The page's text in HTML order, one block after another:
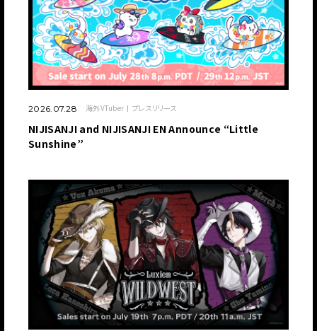
2026.07.28 海外VTuber プレスリリース
NIJISANJI and NIJISANJI EN Announce “Little
Sunshine”